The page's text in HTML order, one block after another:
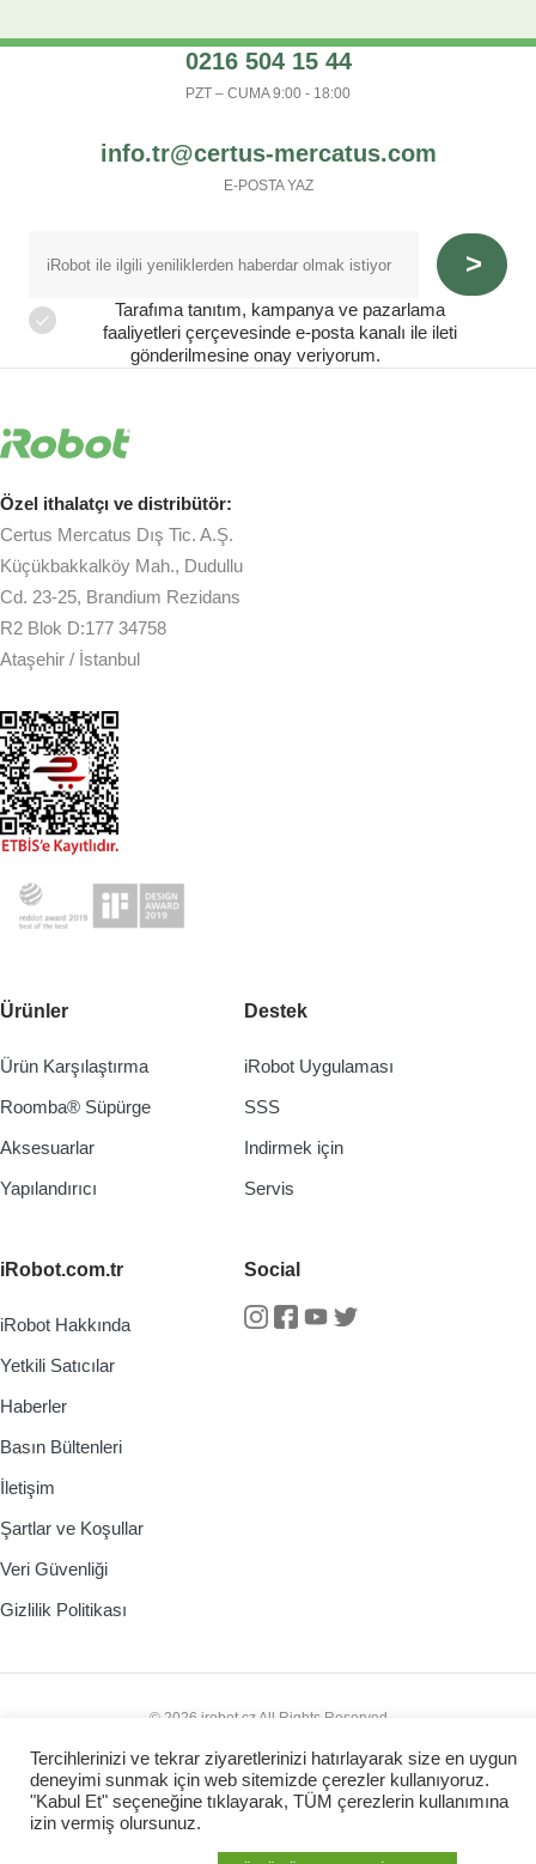
0216 504 15 44
PZT – CUMA 9:00 - 18:00
info.tr@certus-mercatus.com
E-POSTA YAZ
Tarafıma tanıtım, kampanya ve pazarlama
faaliyetleri çerçevesinde e-posta kanalı ile ileti
gönderilmesine onay veriyorum.
Özel ithalatçı ve distribütör:
Certus Mercatus Dış Tic. A.Ş.
Küçükbakkalköy Mah., Dudullu
Cd. 23-25, Brandium Rezidans
R2 Blok D:177 34758
Ataşehir / İstanbul
Ürünler
Ürün Karşılaştırma
Roomba® Süpürge
Aksesuarlar
Yapılandırıcı
Destek
iRobot Uygulaması
SSS
Indirmek için
Servis
iRobot.com.tr
iRobot Hakkında
Yetkili Satıcılar
Haberler
Basın Bültenleri
İletişim
Şartlar ve Koşullar
Veri Güvenliği
Gizlilik Politikası
Social
Instagram
Facebook
Youtube
© 2026 irobot.cz All Rights Reserved
Developed byPragueCoding.cz
Tercihlerinizi ve tekrar ziyaretlerinizi hatırlayarak size en uygun
deneyimi sunmak için web sitemizde çerezler kullanıyoruz.
"Kabul Et" seçeneğine tıklayarak, TÜM çerezlerin kullanımına
izin vermiş olursunuz.